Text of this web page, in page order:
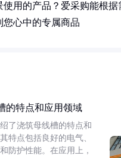
使用的产品？爱采购能根据
您心中的专属商品
的特点和应用领域
了浇筑母线槽的特点和
特点包括良好的电气、
防护性能。在应用上，